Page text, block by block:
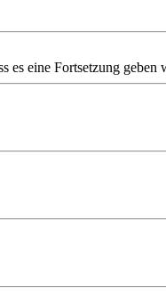
es eine Fortsetzung geben